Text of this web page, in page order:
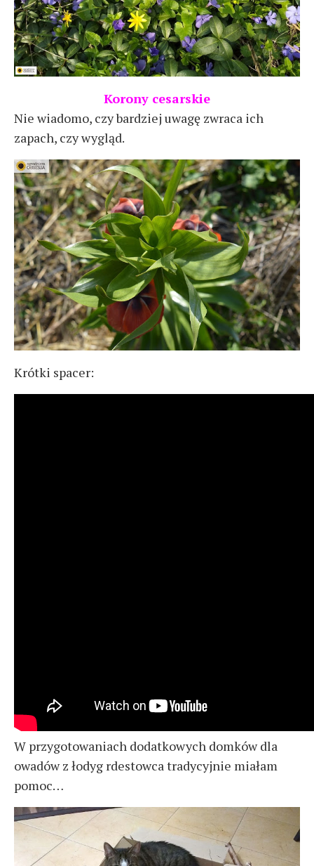
Korony cesarskie
Nie wiadomo, czy bardziej uwagę zwraca ich
zapach, czy wygląd.
Krótki spacer:
W przygotowaniach dodatkowych domków dla
owadów z łodyg rdestowca tradycyjnie miałam
pomoc…